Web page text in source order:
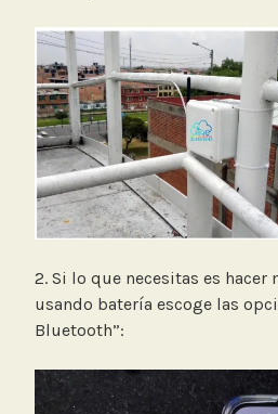
2. Si lo que necesitas es
usando batería escoge las
Bluetooth”: